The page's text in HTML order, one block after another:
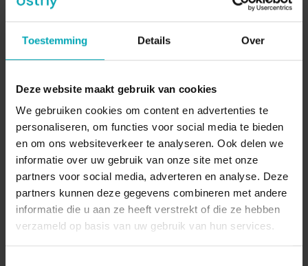
Toestemming Details Over
Deze website maakt gebruik van cookies
We gebruiken cookies om content en advertenties te
personaliseren, om functies voor social media te bieden
en om ons websiteverkeer te analyseren. Ook delen we
informatie over uw gebruik van onze site met onze
partners voor social media, adverteren en analyse. Deze
partners kunnen deze gegevens combineren met andere
informatie die u aan ze heeft verstrekt of die ze hebben
verzameld op basis van uw gebruik van hun services.
Onze oplossingen
Om deze uitdaging aan te pakken, besloot De
grondige bespreking van de problemen en
behoeften, bood Dstny een schaalbare oplossing
die ervoor zorgde dat De Roma eindelijk als één
geïntegreerd geheel kon functioneren. De
voorgestelde oplossing zorgde ervoor dat zowel
internet- als telefoniesystemen naadloos op
elkaar werden afgestemd, waardoor de
communicatie tussen de locaties vlekkeloos
verliep. Het resultaat was een efficiënte en